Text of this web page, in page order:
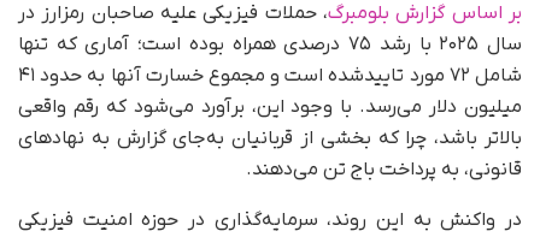
بر اساس گزارش بلومبرگ، حملات فیزیکی علیه صاحبان رمزارز در
سال ۲۰۲۵ با رشد ۷۵ درصدی همراه بوده است؛ آماری که تنها
شامل ۷۲ مورد تاییدشده است و مجموع خسارت آنها به حدود ۴۱
میلیون دلار می‌رسد. با وجود این، برآورد می‌شود که رقم واقعی
بالاتر باشد، چرا که بخشی از قربانیان به‌جای گزارش به نهادهای
قانونی، به پرداخت باج تن می‌دهند.
در واکنش به این روند، سرمایه‌گذاری در حوزه امنیت فیزیکی